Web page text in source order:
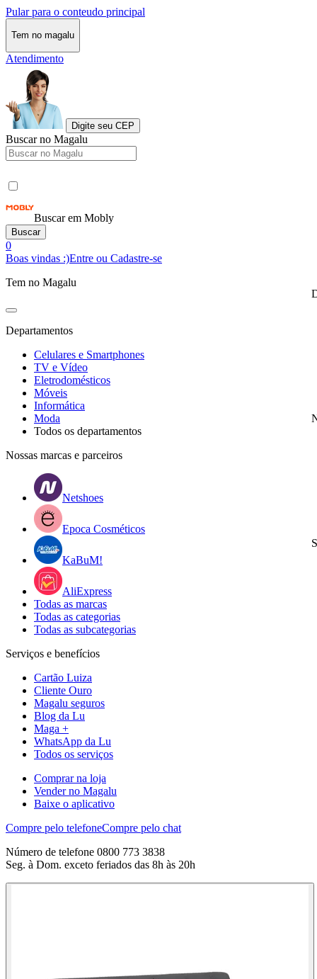
Pular para o conteudo principal
Tem no magalu
Atendimento
Digite seu CEP
Buscar no Magalu
Buscar em Mobly
Buscar
0
Boas vindas :)Entre ou Cadastre-se
Tem no Magalu
Departamentos
Celulares e Smartphones
TV e Vídeo
Eletrodomésticos
Móveis
Informática
Moda
Todos os departamentos
Nossas marcas e parceiros
Netshoes
Epoca Cosméticos
KaBuM!
AliExpress
Todas as marcas
Todas as categorias
Todas as subcategorias
Serviços e benefícios
Cartão Luiza
Cliente Ouro
Magalu seguros
Blog da Lu
Maga +
WhatsApp da Lu
Todos os serviços
Comprar na loja
Vender no Magalu
Baixe o aplicativo
Compre pelo telefoneCompre pelo chat
Número de telefone 0800 773 3838
Seg. à Dom. exceto feriados das 8h às 20h